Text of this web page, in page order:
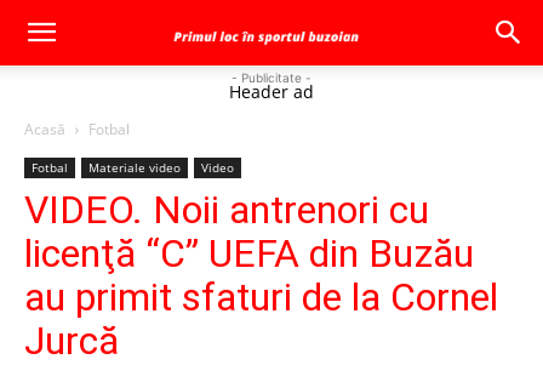
- Publicitate -
Header ad
Acasă Fotbal
Fotbal Materiale video Video
VIDEO. Noii antrenori cu
licenţă “C” UEFA din Buzău
au primit sfaturi de la Cornel
Jurcă